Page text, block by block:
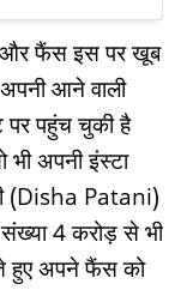
और फैंस इस पर खूब
आने वाली
पर पहुंच चुकी है
भी अपनी इंस्टा
(Disha Patani)
संख्या 4 करोड़ से भी
हुए अपने फैंस को